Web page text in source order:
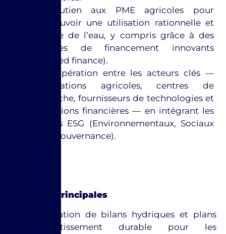
Le soutien aux PME agricoles pour
promouvoir une utilisation rationnelle et
efficace de l’eau, y compris grâce à des
modèles de financement innovants
(blended finance).
La coopération entre les acteurs clés —
exploitations agricoles, centres de
recherche, fournisseurs de technologies et
institutions financières — en intégrant les
critères ESG (Environnementaux, Sociaux
et de Gouvernance).
Activités principales
Élaboration de bilans hydriques et plans
d’investissement durable pour les